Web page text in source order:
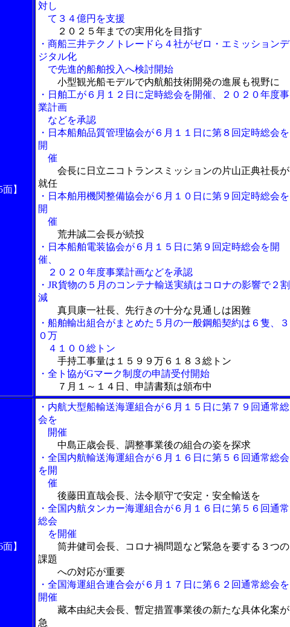
】
対し
て３４億円を支援
２０２５年までの実用化を目指す
・商船三井テクノトレードら４社がゼロ・エミッションデ
ジタル化
で先進的船舶投入へ検討開始
小型観光船モデルで内航船技術開発の進展も視野に
・日舶工が６月１２日に定時総会を開催、２０２０年度事
業計画
などを承認
・日本船舶品質管理協会が６月１１日に第８回定時総会を
開
催
会長に日立ニコトランスミッションの片山正典社長が
就任
・日本舶用機関整備協会が６月１０日に第９回定時総会を
開
催
荒井誠二会長が続投
・日本船舶電装協会が６月１５日に第９回定時総会を開
催、
２０２０年度事業計画などを承認
・JR貨物の５月のコンテナ輸送実績はコロナの影響で２割
減
真貝康一社長、先行きの十分な見通しは困難
・船舶輸出組合がまとめた５月の一般鋼船契約は６隻、３
０万
４１００総トン
手持工事量は１５９９万６１８３総トン
・全ト協がGマーク制度の申請受付開始
７月１～１４日、申請書類は頒布中
】
・内航大型船輸送海運組合が６月１５日に第７９回通常総
会を
開催
中島正歳会長、調整事業後の組合の姿を探求
・全国内航輸送海運組合が６月１６日に第５６回通常総会
を開
催
後藤田直哉会長、法令順守で安定・安全輸送を
・全国内航タンカー海運組合が６月１６日に第５６回通常
総会
を開催
筒井健司会長、コロナ禍問題など緊急を要する３つの
課題
への対応が重要
・全国海運組合連合会が６月１７日に第６２回通常総会を
開催
藏本由紀夫会長、暫定措置事業後の新たな具体化案が
急